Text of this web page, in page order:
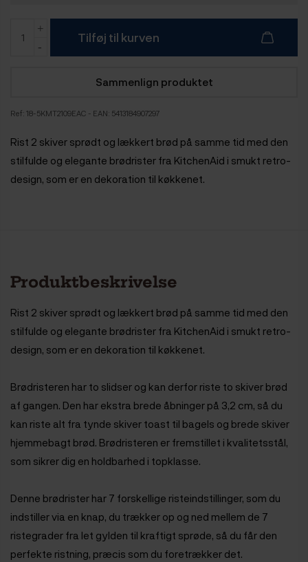
Tilføj til kurven
Sammenlign produktet
Ref: 18-5KMT2109EAC - EAN: 5413184907297
Rist 2 skiver sprødt og lækkert brød på samme tid med den
stilfulde og elegante brødrister fra KitchenAid i smukt retro-
design, som er en dekoration til køkkenet.
Produktbeskrivelse
Rist 2 skiver sprødt og lækkert brød på samme tid med den
stilfulde og elegante brødrister fra KitchenAid i smukt retro-
design, som er en dekoration til køkkenet.
Brødristeren har to slidser og kan derfor riste to skiver brød
af gangen. Den har ekstra brede åbninger på 3,2 cm, så du
kan riste alt fra tynde skiver toast til bagels og brede skiver
hjemmebagt brød. Brødristeren er fremstillet i kvalitetsstål,
som sikrer dig en holdbarhed i topklasse.
Denne brødrister har 7 forskellige risteindstillinger, som du
indstiller via en knap, du trækker op og ned mellem de 7
ristegrader fra let gylden til kraftigt sprøde, så du får den
perfekte ristning, præcis som du foretrækker det.